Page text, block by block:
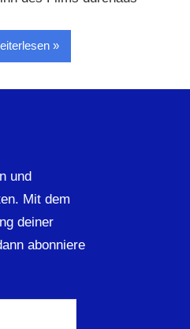
und
Mit dem
deiner
abonniere